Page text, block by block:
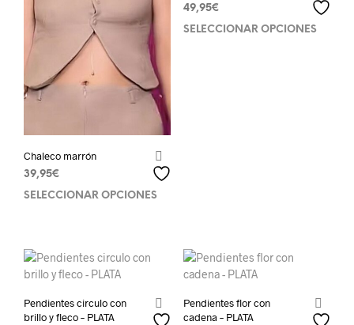
Chaleco marrón
39,95€
SELECCIONAR OPCIONES
49,95€
SELECCIONAR OPCIONES
Pendientes circulo con
brillo y fleco – PLATA
Pendientes flor con
cadena – PLATA